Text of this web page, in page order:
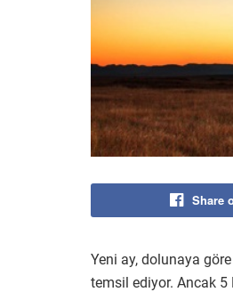
Share
Yeni ay, dolunaya
temsil ediyor. Ancak 5